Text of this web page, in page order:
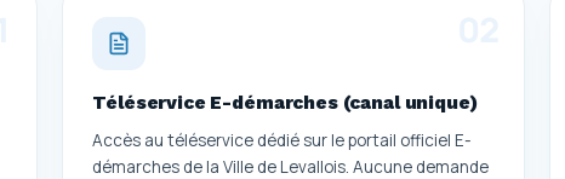
Téléservice E-démarches (canal unique)
Accès au téléservice dédié sur le portail officiel E-
démarches de la Ville de Levallois. Aucune demande